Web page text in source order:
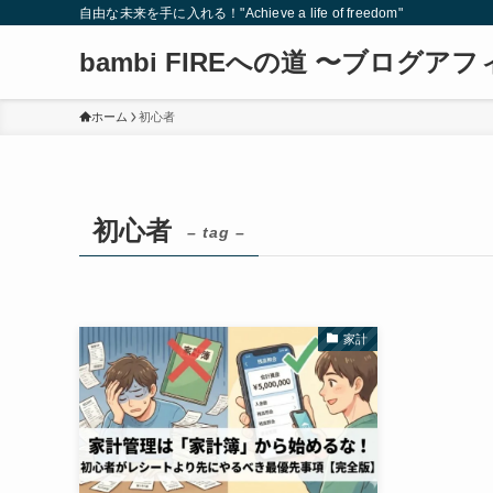
自由な未来を手に入れる！"Achieve a life of freedom"
bambi FIREへの道 〜ブログアフ
ホーム 初心者
初心者 – tag –
家計